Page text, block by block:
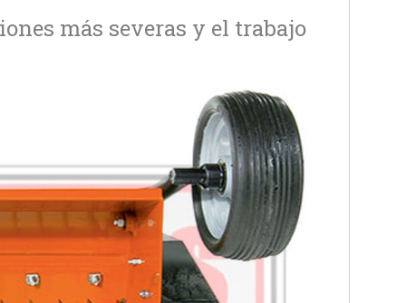
más severas y el trabajo